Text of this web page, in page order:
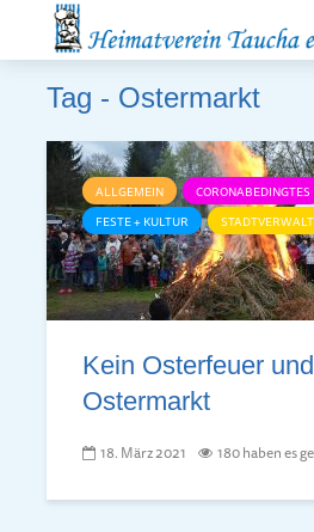
Tag - Ostermarkt
ALLGEMEIN
CORONABEDINGTES
FESTE + KULTUR
Kein Osterfeuer
Ostermarkt
18. März 2021 180 haben es